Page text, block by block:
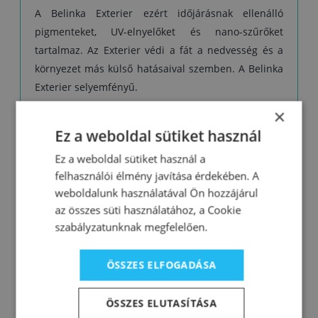
A Belinka Exterier ezért időjárásnak ellenálló
pigmenteket, UV-elnyelőket és nano-szűrőket
tartalmaz. Az Exterier védi a fát a nedvesség és a
környezet más külső hatásaival szemben. A Belinka
Exterier selyemfényű.
A bevonaton lévő minden egyes mechanikai
sérülést (csavarozás, jégeső, zúzódás, repedezés)
minél előbb ki kell javítani az Exterier-rel. Ha a
sérülést nem javítjuk ki, ez a bevonat lemállásához
vezethet.
Figyelmeztetés:A természetes, átlátszó 61 sz.
Exterier - nem alkalmas az árnyalt felületek
átfestésére, mivel a különleges UV-elnyelők és a
nano-szűrők a felületen opálos hatást okozhatnak.
Felhasználás:
Aelhasználás előtt az Exterier-t alaposan keverje
×
Ez a weboldal sütiket használ
Ez a weboldal sütiket használ a
felhasználói élmény javítása érdekében. A
weboldalunk használatával Ön hozzájárul
az összes süti használatához, a Cookie
szabályzatunknak megfelelően.
ÖSSZES ELFOGADÁSA
ÖSSZES ELUTASÍTÁSA